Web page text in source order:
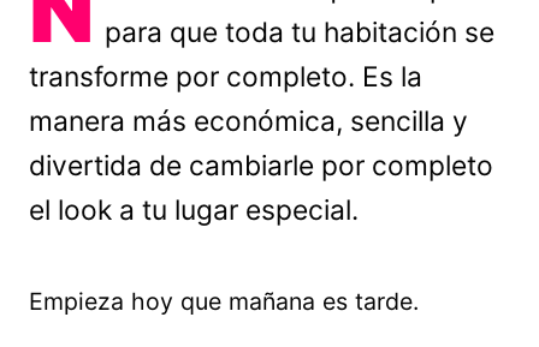
para que toda tu habitación se
transforme por completo. Es la
manera más económica, sencilla y
divertida de cambiarle por completo
el look a tu lugar especial.
Empieza hoy que mañana es tarde.